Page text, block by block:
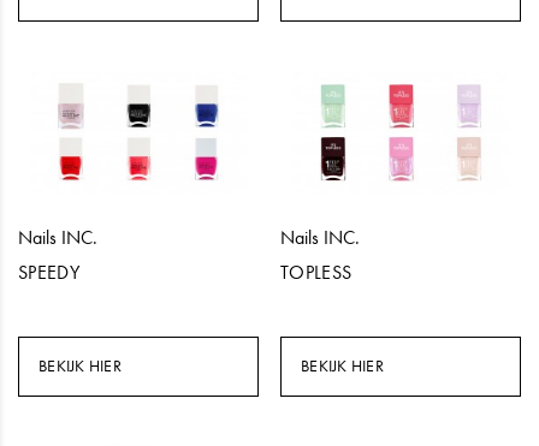
Nails INC.
SPEEDY
BEKIJK HIER
Nails INC.
TOPLESS
BEKIJK HIER